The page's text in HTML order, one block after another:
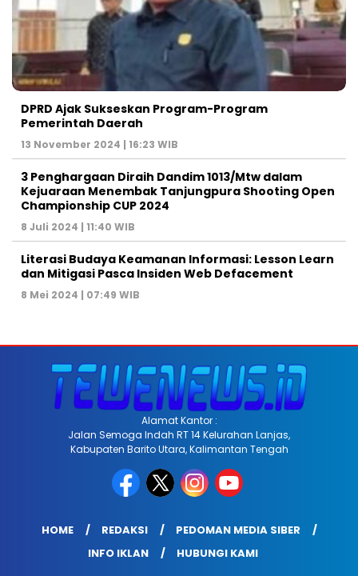
DPRD Ajak Sukseskan Program-Program
Pemerintah Daerah
13 November 2024 | 16:23 WIB
3 Penghargaan Diraih Dandim 1013/Mtw dalam
Kejuaraan Menembak Tanjungpura Shooting Open
Championship CUP 2024
8 Juli 2024 | 11:40 WIB
Literasi Budaya Keamanan Informasi: Lesson Learn
dan Mitigasi Pasca Insiden Web Defacement
8 Mei 2024 | 07:49 WIB
Alamat Kantor :
Jalan Semoga Indah RT 14 Kelurahan Lanjas,
Kabupaten Barito Utara, Kalimantan Tengah
HOME REDAKSI
PEDOMAN MEDIA SIBER
INFO IKLAN
HUBUNGI KAMI